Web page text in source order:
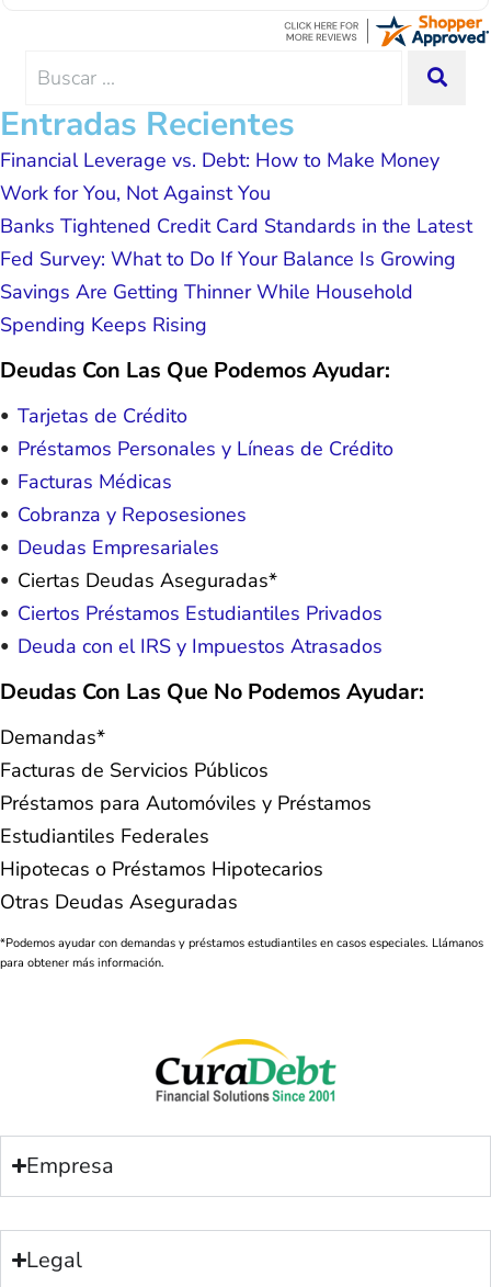
hope. I look forward to better days for
possible because of J Miller, and I am
Search
Entradas Recientes
Financial Leverage vs. Debt: How to Make Money
Work for You, Not Against You
Banks Tightened Credit Card Standards in the Latest
Fed Survey: What to Do If Your Balance Is Growing
Savings Are Getting Thinner While Household
Spending Keeps Rising
Deudas Con Las Que Podemos Ayudar:
Tarjetas de Crédito
Préstamos Personales y Líneas de Crédito
Facturas Médicas
Cobranza y Reposesiones
Deudas Empresariales
Ciertas Deudas Aseguradas*
Ciertos Préstamos Estudiantiles Privados
Deuda con el IRS y Impuestos Atrasados
Deudas Con Las Que No Podemos Ayudar:
Demandas*
Facturas de Servicios Públicos
Préstamos para Automóviles y Préstamos
Estudiantiles Federales
Hipotecas o Préstamos Hipotecarios
Otras Deudas Aseguradas
*Podemos ayudar con demandas y préstamos estudiantiles en casos especiales. Llámanos
para obtener más información.
Empresa
Legal